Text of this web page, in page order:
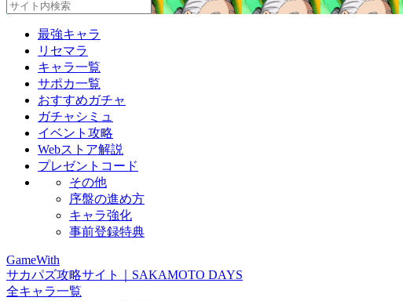
最強キャラ
リセマラ
キャラ一覧
サポカ一覧
おすすめガチャ
ガチャシミュ
イベント攻略
Webストア解説
プレゼントコード
その他
序盤の進め方
キャラ強化
事前登録特典
GameWith
サカパズ攻略サイト｜SAKAMOTO DAYS
全キャラ一覧